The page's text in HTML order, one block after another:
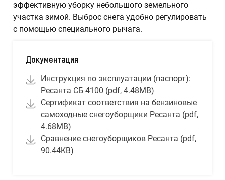
эффективную уборку небольшого земельного
участка зимой. Выброс снега удобно регулировать
с помощью специального рычага.
Документация
Инструкция по эксплуатации (паспорт):
Ресанта СБ 4100 (pdf, 4.48MB)
Сертификат соответствия на бeнзиновыe
самоходные снегоуборщики Ресанта (pdf,
4.68MB)
Сравнeниe снегоуборщиков Ресанта (pdf,
90.44KB)